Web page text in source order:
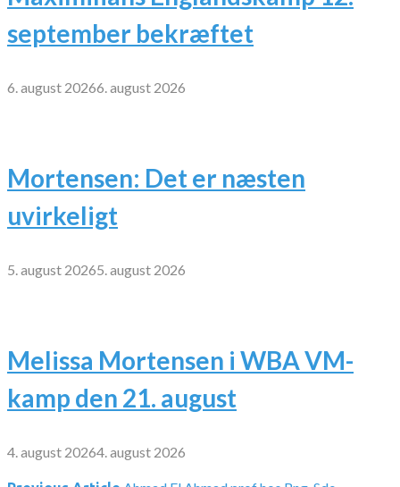
september bekræftet
6. august 20266. august 2026
Mortensen: Det er næsten
uvirkeligt
5. august 20265. august 2026
Melissa Mortensen i WBA VM-
kamp den 21. august
4. august 20264. august 2026